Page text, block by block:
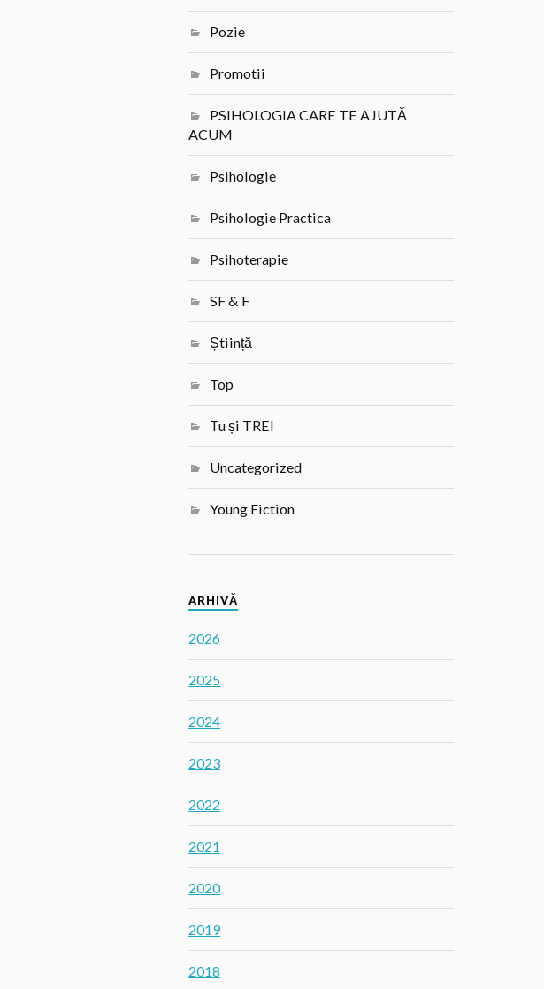
Pozie
Promotii
PSIHOLOGIA CARE TE AJUTĂ
ACUM
Psihologie
Psihologie Practica
Psihoterapie
SF & F
Știință
Top
Tu și TREI
Uncategorized
Young Fiction
ARHIVĂ
2026
2025
2024
2023
2022
2021
2020
2019
2018